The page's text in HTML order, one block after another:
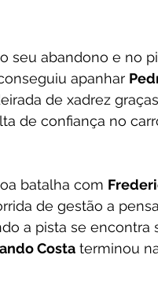
seu abandono e no
apanhar
de xadrez
de confiança no
batalha com
de gestão a
a pista se encontra
Costa terminou